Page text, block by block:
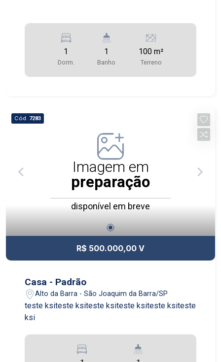
1
Dorm.
1
Banho
100 m²
Terreno
Cód. 7283
Imagem em
preparação
disponível em breve
R$ 500.000,00 V
Casa - Padrão
Alto da Barra - São Joaquim da Barra/SP
teste ksiteste ksiteste ksiteste ksiteste ksiteste
ksi